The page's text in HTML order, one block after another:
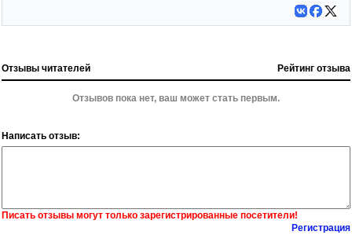
Отзывы читателей Рейтинг отзыва
Отзывов пока нет, ваш может стать первым.
Написать отзыв:
Писать отзывы могут только зарегистрированные посетители!
Регистрация